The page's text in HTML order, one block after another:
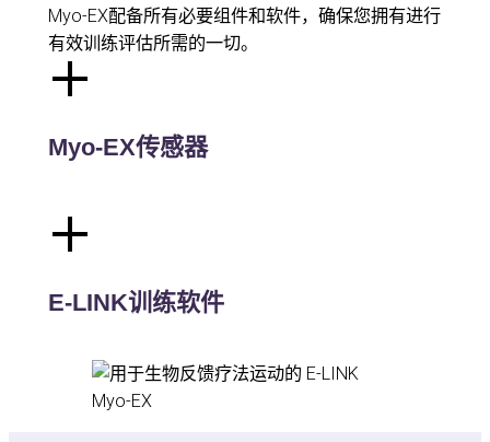
Myo-EX配备所有必要组件和软件，确保您拥有进行
有效训练评估所需的一切。
Myo-EX传感器
E-LINK训练软件